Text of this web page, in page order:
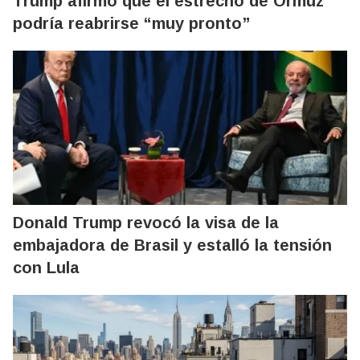
podría reabrirse “muy pronto”
Donald Trump revocó la visa de la
embajadora de Brasil y estalló la tensión
con Lula